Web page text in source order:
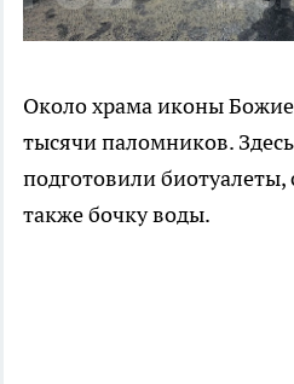
Около храма иконы
тысячи паломников.
подготовили биотуалеты,
также бочку воды.